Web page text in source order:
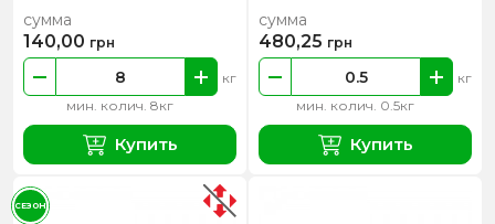
мин. колич. 8кг
кг
сумма
140,00 грн
Купить
мин. колич. 0.5кг
кг
сумма
480,25 грн
Купить
СЕЗОН